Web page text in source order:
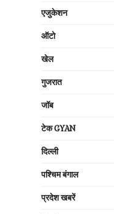
एजुकेशन
ऑटो
खेल
गुजरात
जॉब
टेक GYAN
दिल्ली
पश्चिम बंगाल
प्रदेश खबरें